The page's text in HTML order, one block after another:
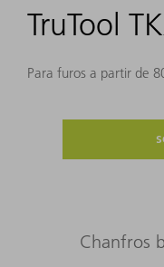
TruTool
Para furos a partir de
Chanfros